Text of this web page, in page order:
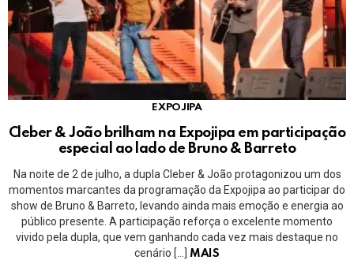
EXPOJIPA
Cleber & João brilham na Expojipa em participação
especial ao lado de Bruno & Barreto
Na noite de 2 de julho, a dupla Cleber & João protagonizou um dos
momentos marcantes da programação da Expojipa ao participar do
show de Bruno & Barreto, levando ainda mais emoção e energia ao
público presente. A participação reforça o excelente momento
vivido pela dupla, que vem ganhando cada vez mais destaque no
cenário […]
MAIS